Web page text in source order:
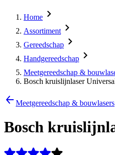
Home
Assortiment
Gereedschap
Handgereedschap
Meetgereedschap &
Bosch kruislijnlaser
Meetgereedschap & bouwlasers
Bosch